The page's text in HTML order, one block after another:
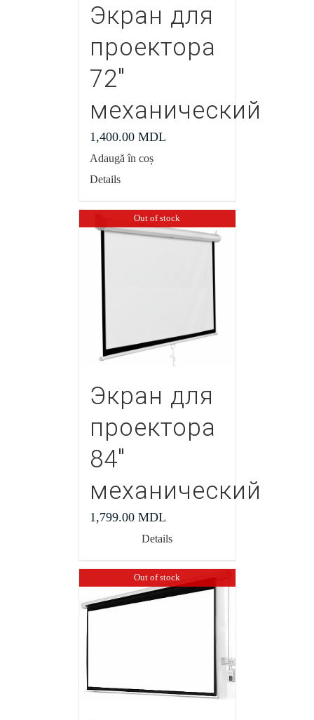
Экран для
проектора
72″
механический
1,400.00 MDL
Adaugă în coș
Details
Out of stock
Экран для
проектора
84″
механический
1,799.00 MDL
Details
Out of stock